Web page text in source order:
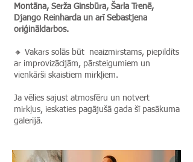
Montāna, Serža Ginsbūra, Šarla Trenē,
Django Reinharda un arī Sebastjena
oriģināldarbos.
🔸 Vakars solās būt neaizmirstams, piepildīts
ar improvizācijām, pārsteigumiem un
vienkārši skaistiem mirkļiem.
Ja vēlies sajust atmosfēru un notvert
mirkļus, ieskaties pagājušā gada šī pasākuma
galerijā.